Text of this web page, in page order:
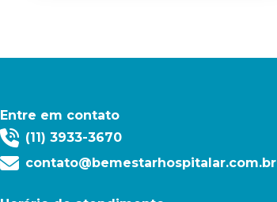
Entre em contato
(11) 3933-3670
contato@bemestarhospitalar.com.br